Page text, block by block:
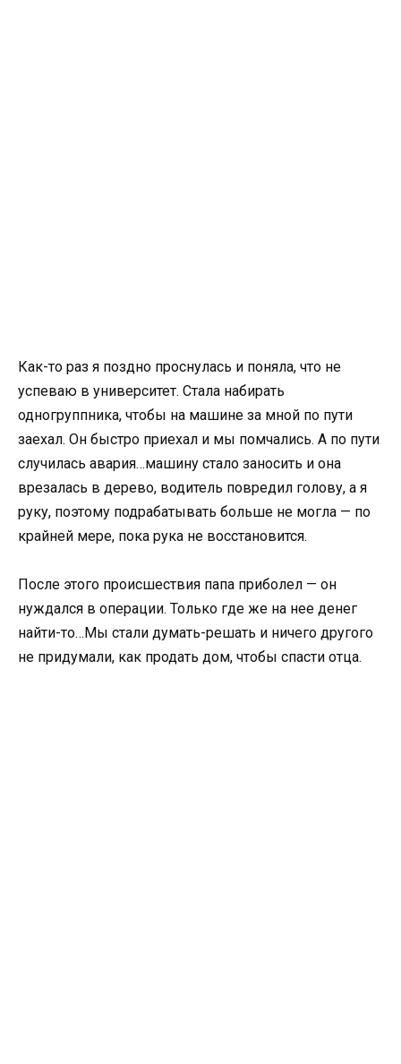
Как-то раз я поздно проснулась и поняла, что не
успеваю в университет. Стала набирать
одногруппника, чтобы на машине за мной по пути
заехал. Он быстро приехал и мы помчались. А по пути
случилась авария…машину стало заносить и она
врезалась в дерево, водитель повредил голову, а я
руку, поэтому подрабатывать больше не могла — по
крайней мере, пока рука не восстановится.
После этого происшествия папа приболел — он
нуждался в операции. Только где же на нее денег
найти-то…Мы стали думать-решать и ничего другого
не придумали, как продать дом, чтобы спасти отца.